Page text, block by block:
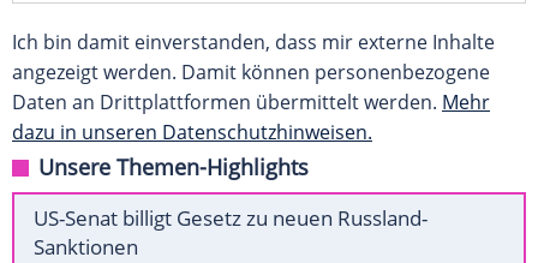
Ich bin damit einverstanden, dass mir externe Inhalte
angezeigt werden. Damit können personenbezogene
Daten an Drittplattformen übermittelt werden. Mehr
dazu in unseren Datenschutzhinweisen.
Unsere Themen-Highlights
US-Senat billigt Gesetz zu neuen Russland-
Sanktionen